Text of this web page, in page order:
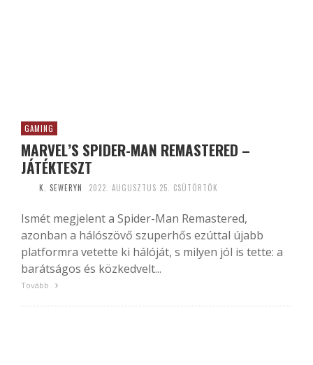
GAMING
MARVEL’S SPIDER-MAN REMASTERED –
JÁTÉKTESZT
K. SEWERYN 2022. AUGUSZTUS 25. CSÜTÖRTÖK
Ismét megjelent a Spider-Man Remastered,
azonban a hálószövő szuperhős ezúttal újabb
platformra vetette ki hálóját, s milyen jól is tette: a
barátságos és közkedvelt...
Tovább